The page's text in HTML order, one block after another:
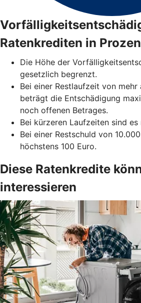
Ratenkrediten in
Die Höhe der
gesetzlich begrenzt.
Bei einer Restlaufzeit von mehr
beträgt die Entschädigung
noch offenen Betrages.
Bei kürzeren Laufzeiten sind
Bei einer Restschuld von
höchstens 100 Euro.
Diese Ratenkredite
interessieren